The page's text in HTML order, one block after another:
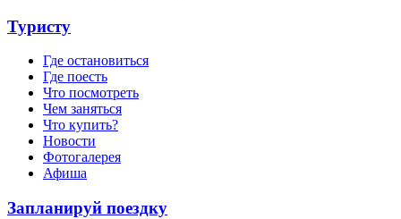
Туристу
Где остановиться
Где поесть
Что посмотреть
Чем заняться
Что купить?
Новости
Фотогалерея
Афиша
Запланируй поездку